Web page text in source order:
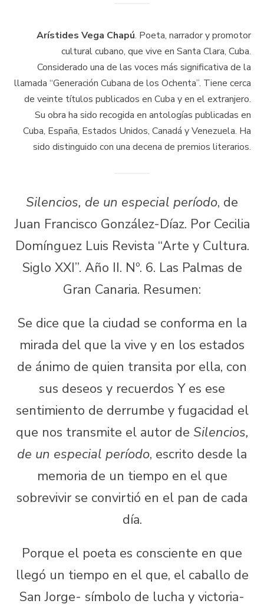
Arístides Vega Chapú. Poeta, narrador y promotor
cultural cubano, que vive en Santa Clara, Cuba.
Considerado una de las voces más significativa de la
llamada “Generación Cubana de los Ochenta”. Tiene cerca
de veinte títulos publicados en Cuba y en el extranjero.
Su obra ha sido recogida en antologías publicadas en
Cuba, España, Estados Unidos, Canadá y Venezuela. Ha
sido distinguido con una decena de premios literarios.
Silencios, de un especial período, de
Juan Francisco González-Díaz. Por Cecilia
Domínguez Luis Revista “Arte y Cultura.
Siglo XXI”. Año II. Nº. 6. Las Palmas de
Gran Canaria. Resumen:
Se dice que la ciudad se conforma en la
mirada del que la vive y en los estados
de ánimo de quien transita por ella, con
sus deseos y recuerdos Y es ese
sentimiento de derrumbe y fugacidad el
que nos transmite el autor de Silencios,
de un especial período, escrito desde la
memoria de un tiempo en el que
sobrevivir se convirtió en el pan de cada
día.
Porque el poeta es consciente en que
llegó un tiempo en el que, el caballo de
San Jorge- símbolo de lucha y victoria-